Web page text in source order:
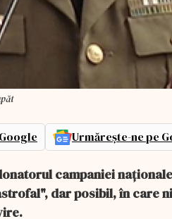
Urmărește-ne pe
campaniei
dar posibil, în care